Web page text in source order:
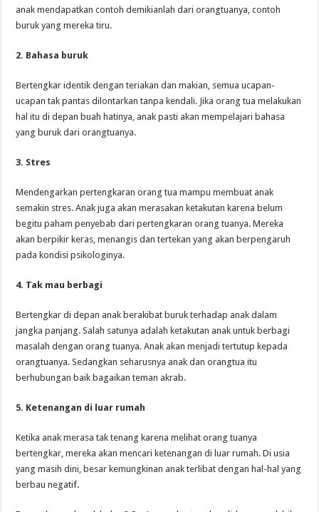
anak mendapatkan contoh demikianlah dari orangtuanya, contoh
buruk yang mereka tiru.
2. Bahasa buruk
Bertengkar identik dengan teriakan dan makian, semua ucapan-
ucapan tak pantas dilontarkan tanpa kendali. Jika orang tua melakukan
hal itu di depan buah hatinya, anak pasti akan mempelajari bahasa
yang buruk dari orangtuanya.
3. Stres
Mendengarkan pertengkaran orang tua mampu membuat anak
semakin stres. Anak juga akan merasakan ketakutan karena belum
begitu paham penyebab dari pertengkaran orang tuanya. Mereka
akan berpikir keras, menangis dan tertekan yang akan berpengaruh
pada kondisi psikologinya.
4. Tak mau berbagi
Bertengkar di depan anak berakibat buruk terhadap anak dalam
jangka panjang. Salah satunya adalah ketakutan anak untuk berbagi
masalah dengan orang tuanya. Anak akan menjadi tertutup kepada
orangtuanya. Sedangkan seharusnya anak dan orangtua itu
berhubungan baik bagaikan teman akrab.
5. Ketenangan di luar rumah
Ketika anak merasa tak tenang karena melihat orang tuanya
bertengkar, mereka akan mencari ketenangan di luar rumah. Di usia
yang masih dini, besar kemungkinan anak terlibat dengan hal-hal yang
berbau negatif.